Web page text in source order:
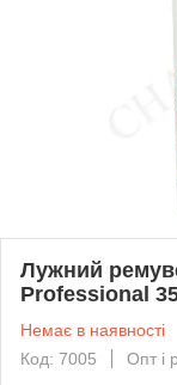
Лужний
Professional
Немає в наявності
Код: 7005
Опт і